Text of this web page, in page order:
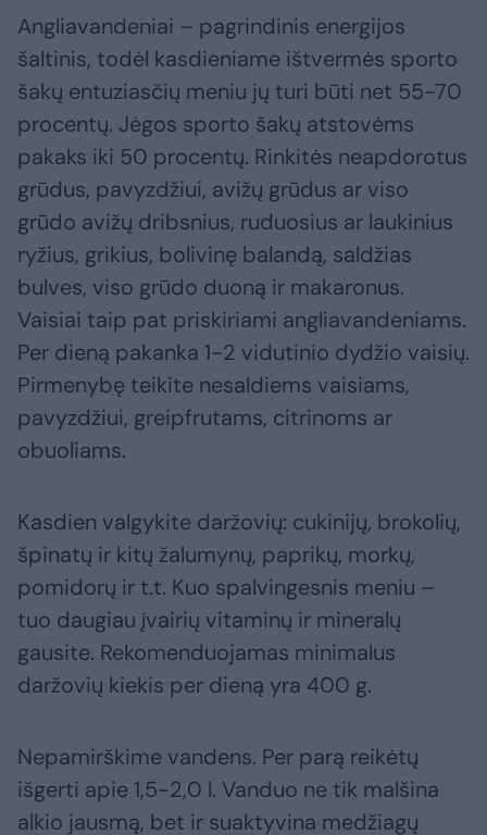
Angliavandeniai – pagrindinis energijos
šaltinis, todėl kasdieniame ištvermės sporto
šakų entuziasčių meniu jų turi būti net 55-70
procentų. Jėgos sporto šakų atstovėms
pakaks iki 50 procentų. Rinkitės neapdorotus
grūdus, pavyzdžiui, avižų grūdus ar viso
grūdo avižų dribsnius, ruduosius ar laukinius
ryžius, grikius, bolivinę balandą, saldžias
bulves, viso grūdo duoną ir makaronus.
Vaisiai taip pat priskiriami angliavandeniams.
Per dieną pakanka 1-2 vidutinio dydžio vaisių.
Pirmenybę teikite nesaldiems vaisiams,
pavyzdžiui, greipfrutams, citrinoms ar
obuoliams.
Kasdien valgykite daržovių: cukinijų, brokolių,
špinatų ir kitų žalumynų, paprikų, morkų,
pomidorų ir t.t. Kuo spalvingesnis meniu –
tuo daugiau įvairių vitaminų ir mineralų
gausite. Rekomenduojamas minimalus
daržovių kiekis per dieną yra 400 g.
Nepamirškime vandens. Per parą reikėtų
išgerti apie 1,5-2,0 l. Vanduo ne tik malšina
alkio jausmą, bet ir suaktyvina medžiagų